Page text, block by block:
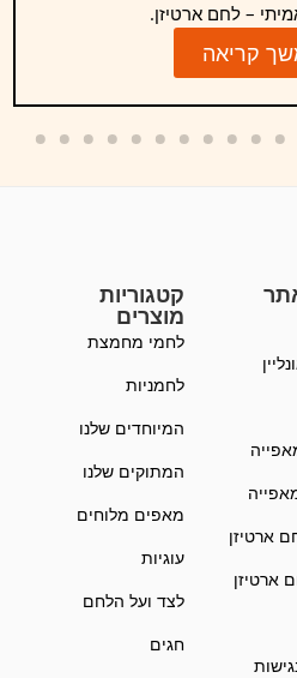
– לחם ארטיזן.
קריאה
ארטיזן
ארטיזן
קטגוריות
מוצרים
לחמי מחמצת
לחמניות
המיוחדים שלנו
המתוקים שלנו
מאפים מלוחים
עוגיות
לצד ועל הלחם
חגים